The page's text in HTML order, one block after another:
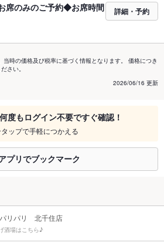
席のみのご予約◆お席時間
詳細・予約
時の価格及び税率に基づく情報となります。 価格につき
さい。
2026/06/16 更新
度もログイン不要ですぐ確認！
ップで手軽につかえる
プリでブックマーク
リパリ 北千住店
酒場はこちら♪